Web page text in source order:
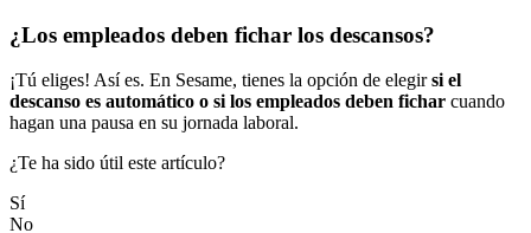
¿Los empleados deben fichar los descansos?
¡Tú eliges! Así es. En Sesame, tienes la opción de elegir si el
descanso es automático o si los empleados deben fichar cuando
hagan una pausa en su jornada laboral.
¿Te ha sido útil este artículo?
Sí
No